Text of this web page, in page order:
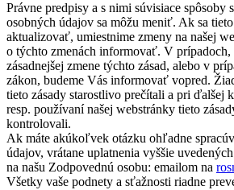
Právne predpisy a s nimi súvisiace spôsoby
osobných údajov sa môžu meniť. Ak sa
aktualizovať, umiestnime zmeny na našej
o týchto zmenách informovať. V
zásadnejšej zmene týchto zásad, alebo v
zákon, budeme Vás informovať vopred.
tieto zásady starostlivo prečítali a pri ďalšej
resp. používaní našej webstránky tieto
kontrolovali.
Ak máte akúkoľvek otázku ohľadne
údajov, vrátane uplatnenia vyššie
na našu Zodpovednú osobu: emailom na
Všetky vaše podnety a sťažnosti riadne